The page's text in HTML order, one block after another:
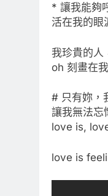
* 讓我能夠
活在我的眼
我珍貴的人
oh 刻畫在
# 只有妳，
讓我無法忘
love is,
love is